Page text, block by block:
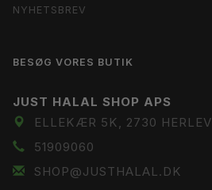
NYHETSBREV
BESØG VORES BUTIK
JUST HALAL SHOP APS
ELLEKÆR 5K, 2730 HERLEV
51909060
SHOP@JUSTHALAL.DK